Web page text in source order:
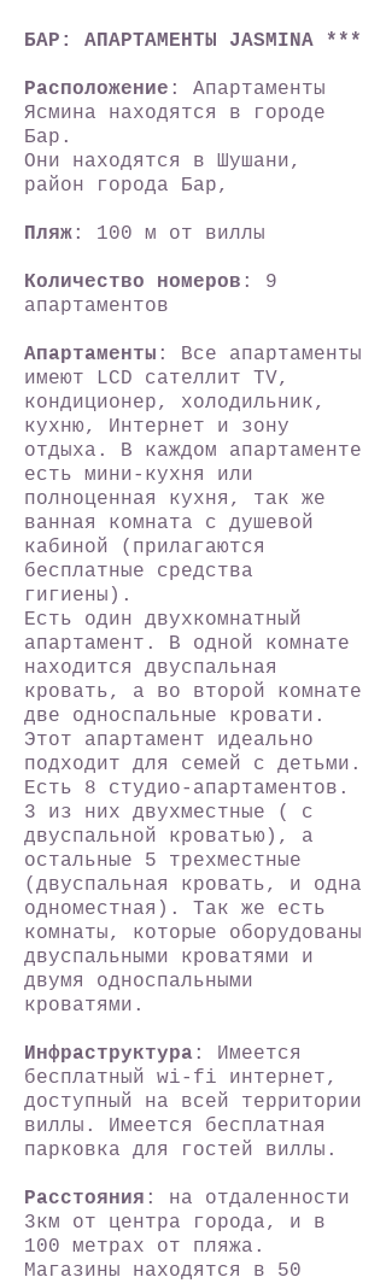
БАР: АПАРТАМЕНТЫ JASMINA ***
Расположение : Апартаменты
Ясмина находятся в городе
Бар.
Они находятся в Шушани,
район города Бар,
Пляж : 100 м от виллы
Количество номеров : 9
апартаментов
Апартаменты : Все апартаменты
имеют LCD сателлит TV,
кондиционер, холодильник,
кухню, Интернет и зону
отдыха. В каждом апартаменте
есть мини-кухня или
полноценная кухня, так же
ванная комната с душевой
кабиной (прилагаются
бесплатные средства
гигиены).
Есть один двухкомнатный
апартамент. В одной комнате
находится двуспальная
кровать, а во второй комнате
две односпальные кровати.
Этот апартамент идеально
подходит для семей с детьми.
Есть 8 студио-апартаментов.
3 из них двухместные ( с
двуспальной кроватью), а
остальные 5 трехместные
(двуспальная кровать, и одна
одноместная). Так же есть
комнаты, которые оборудованы
двуспальными кроватями и
двумя односпальными
кроватями.
Инфраструктура : Имеется
бесплатный wi-fi интернет,
доступный на всей территории
виллы. Имеется бесплатная
парковка для гостей виллы.
Расстояния : на отдаленности
3км от центра города, и в
100 метрах от пляжа.
Магазины находятся в 50